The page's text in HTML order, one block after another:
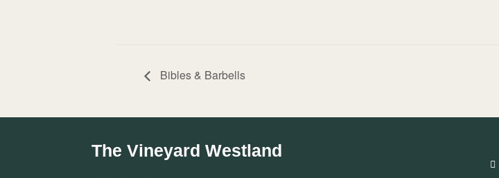
Bibles & Barbells
The Vineyard Westland